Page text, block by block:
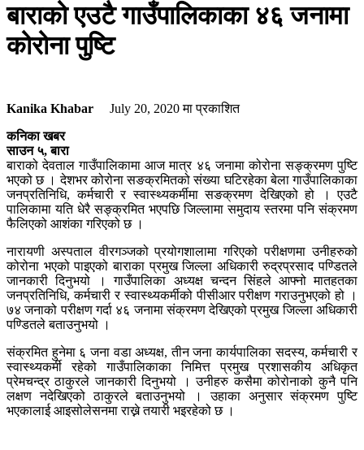
बाराको एउटै गाउँपालिकाका ४६ जनामा
कोरोना पुष्टि
Kanika Khabar July 20, 2020मा प्रकाशित
कनिका खबर
साउन ५, बारा
बाराको देवताल गाउँपालिकामा आज मात्र ४६ जनामा कोरोना सङ्क्रमण पुष्टि
भएको छ । देशभर कोरोना सङक्रमितको संख्या घटिरहेका बेला गाउँपालिकाका
जनप्रतिनिधि, कर्मचारी र स्वास्थ्यकर्मीमा सङक्रमण देखिएको हो । एउटै
पालिकामा यति धेरै सङ्क्रमित भएपछि जिल्लामा समुदाय स्तरमा पनि संक्रमण
फैलिएको आशंका गरिएको छ ।
नारायणी अस्पताल वीरगञ्जको प्रयोगशालामा गरिएको परीक्षणमा उनीहरुको
कोरोना भएको पाइएको बाराका प्रमुख जिल्ला अधिकारी रुद्रप्रसाद पण्डितले
जानकारी दिनुभयो । गाउँपालिका अध्यक्ष चन्दन सिंहले आफ्नो मातहतका
जनप्रतिनिधि, कर्मचारी र स्वास्थ्यकर्मीको पीसीआर परीक्षण गराउनुभएको हो ।
७४ जनाको परीक्षण गर्दा ४६ जनामा संक्रमण देखिएको प्रमुख जिल्ला अधिकारी
पण्डितले बताउनुभयो ।
संक्रमित हुनेमा ६ जना वडा अध्यक्ष, तीन जना कार्यपालिका सदस्य, कर्मचारी र
स्वास्थ्यकर्मी रहेको गाउँपालिकाका निमित्त प्रमुख प्रशासकीय अधिकृत
प्रेमचन्द्र ठाकुरले जानकारी दिनुभयो । उनीहरु कसैमा कोरोनाको कुनै पनि
लक्षण नदेखिएको ठाकुरले बताउनुभयो । उहाका अनुसार संक्रमण पुष्टि
भएकालाई आइसोलेसनमा राख्ने तयारी भइरहेको छ ।